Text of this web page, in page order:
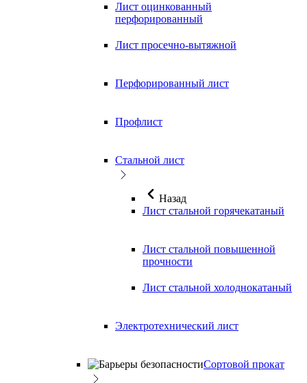
Лист оцинкованный
перфорированный
Лист просечно-вытяжной
Перфорированный лист
Профлист
Стальной лист
Назад
Лист стальной горячекатаный
Лист стальной повышенной
прочности
Лист стальной холоднокатаный
Электротехнический лист
Сортовой прокат